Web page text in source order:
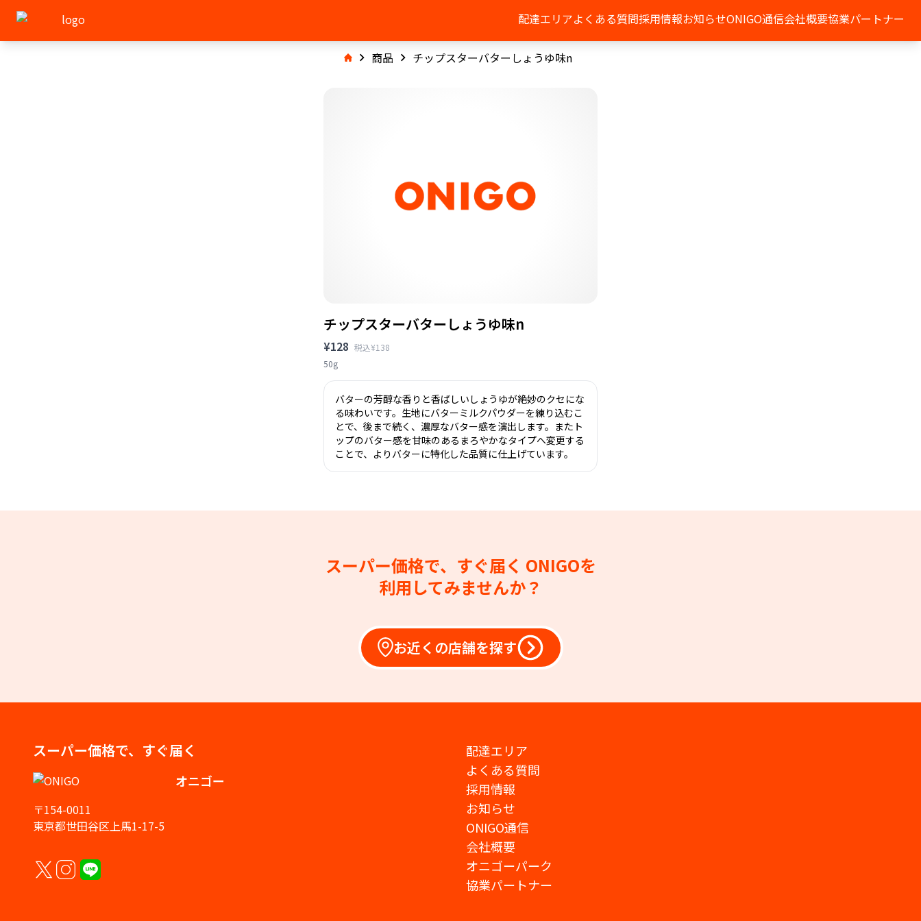
配達エリアよくある質問採用情報お知らせONIGO通信会社概要協業パートナー
商品 チップスターバターしょうゆ味n
チップスターバターしょうゆ味n
¥128 税込¥138
50g
バターの芳醇な香りと香ばしいしょうゆが絶妙のクセにな
る味わいです。生地にバターミルクパウダーを練り込むこ
とで、後まで続く、濃厚なバター感を演出します。またト
ップのバター感を甘味のあるまろやかなタイプへ変更する
ことで、よりバターに特化した品質に仕上げています。
スーパー価格で、すぐ届く ONIGOを
利用してみませんか？
お近くの店舗を探す
スーパー価格で、すぐ届く
オニゴー
〒154-0011
東京都世田谷区上馬1-17-5
配達エリア
よくある質問
採用情報
お知らせ
ONIGO通信
会社概要
オニゴーパーク
協業パートナー